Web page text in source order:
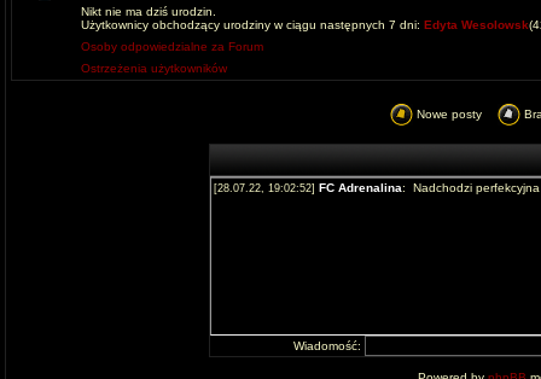
Nikt nie ma dziś urodzin.
Użytkownicy obchodzący urodziny w ciągu następnych 7 dni: Edyta Wesolowsk
Osoby odpowiedzialne za Forum
Ostrzeżenia użytkowników
Nowe posty
Wiadomość: